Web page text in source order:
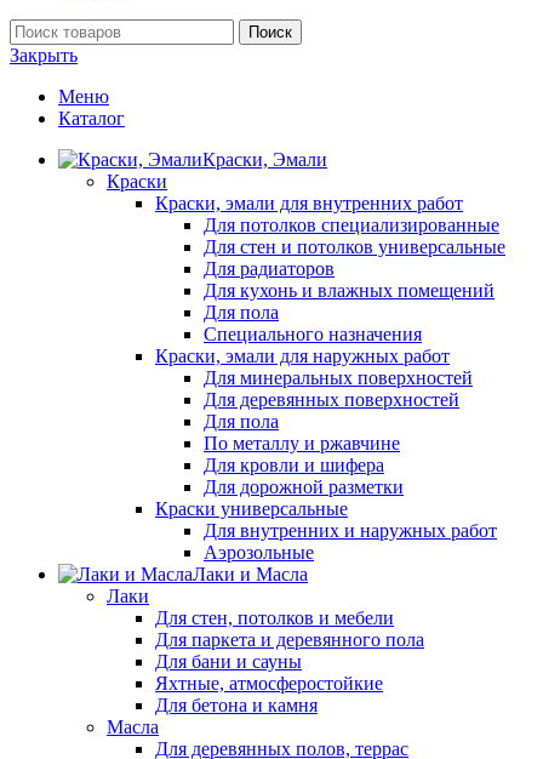
Поиск
Закрыть
Меню
Каталог
Краски, Эмали
Краски
Краски, эмали для внутренних работ
Для потолков специализированные
Для стен и потолков универсальные
Для радиаторов
Для кухонь и влажных помещений
Для пола
Специального назначения
Краски, эмали для наружных работ
Для минеральных поверхностей
Для деревянных поверхностей
Для пола
По металлу и ржавчине
Для кровли и шифера
Для дорожной разметки
Краски универсальные
Для внутренних и наружных работ
Аэрозольные
Лаки и Масла
Лаки
Для стен, потолков и мебели
Для паркета и деревянного пола
Для бани и сауны
Яхтные, атмосферостойкие
Для бетона и камня
Масла
Для деревянных полов, террас